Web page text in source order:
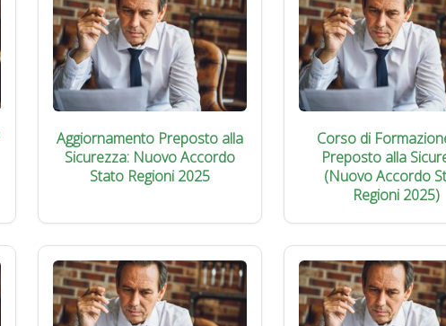
Aggiornamento Preposto alla
Sicurezza: Nuovo Accordo
Stato Regioni 2025
Corso di
Preposto alla
(Nuovo Accordo
Regioni 2025)